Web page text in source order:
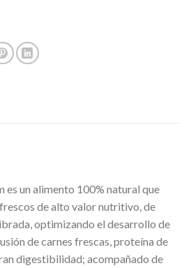
es un alimento 100% natural que
de alto valor nutritivo, de
optimizando el desarrollo de
de carnes frescas, proteína de
digestibilidad; acompañado de